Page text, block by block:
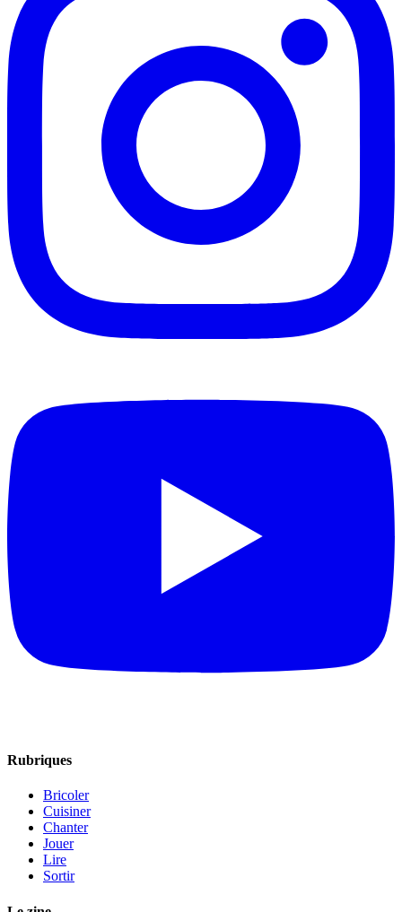
Rubriques
Bricoler
Cuisiner
Chanter
Jouer
Lire
Sortir